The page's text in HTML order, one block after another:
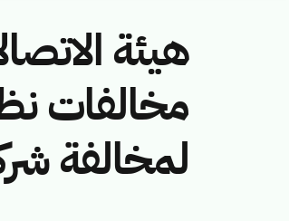
هيئة
لمخالفة